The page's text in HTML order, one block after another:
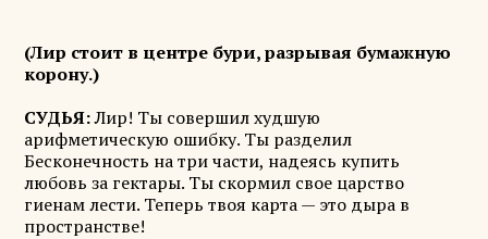
(Лир стоит в центре бури, разрывая бумажную
корону.)
СУДЬЯ:Лир! Ты совершил худшую
арифметическую ошибку. Ты разделил
Бесконечность на три части, надеясь купить
любовь за гектары. Ты скормил свое царство
гиенам лести. Теперь твоя карта — это дыра в
пространстве!